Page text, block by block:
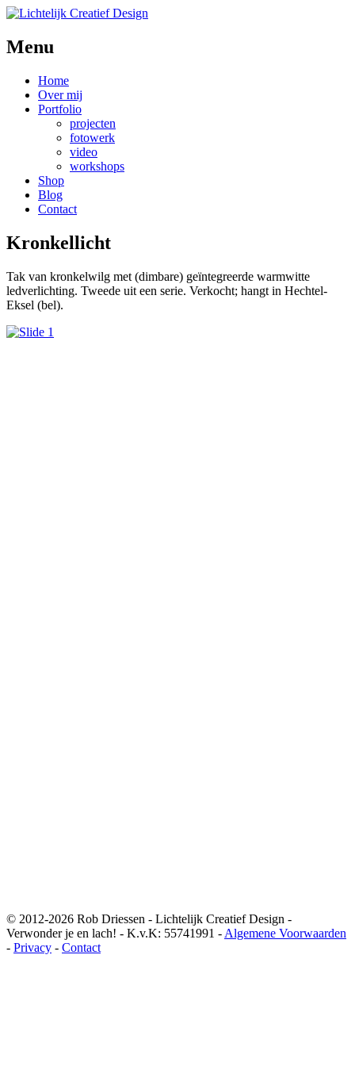
Menu
Skip
content
Home
Over mij
Portfolio
projecten
fotowerk
video
workshops
Shop
Blog
Contact
Kronkellicht
Tak van kronkelwilg met (dimbare) geïntegreerde warmwitte
ledverlichting. Tweede uit een serie. Verkocht; hangt in Hechtel-
Eksel (bel).
© 2012-2026 Rob Driessen - Lichtelijk Creatief Design -
Verwonder je en lach! - K.v.K: 55741991 - Algemene Voorwaarden
- Privacy - Contact